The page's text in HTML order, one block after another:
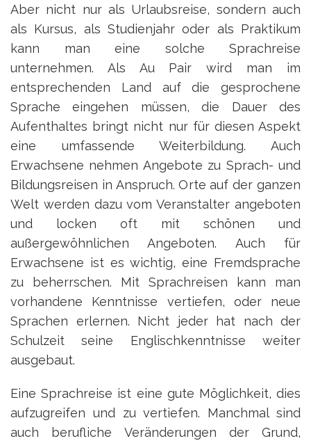
Aber nicht nur als Urlaubsreise, sondern auch
als Kursus, als Studienjahr oder als Praktikum
kann man eine solche Sprachreise
unternehmen. Als Au Pair wird man im
entsprechenden Land auf die gesprochene
Sprache eingehen müssen, die Dauer des
Aufenthaltes bringt nicht nur für diesen Aspekt
eine umfassende Weiterbildung. Auch
Erwachsene nehmen Angebote zu Sprach- und
Bildungsreisen in Anspruch. Orte auf der ganzen
Welt werden dazu vom Veranstalter angeboten
und locken oft mit schönen und
außergewöhnlichen Angeboten. Auch für
Erwachsene ist es wichtig, eine Fremdsprache
zu beherrschen. Mit Sprachreisen kann man
vorhandene Kenntnisse vertiefen, oder neue
Sprachen erlernen. Nicht jeder hat nach der
Schulzeit seine Englischkenntnisse weiter
ausgebaut.
Eine Sprachreise ist eine gute Möglichkeit, dies
aufzugreifen und zu vertiefen. Manchmal sind
auch berufliche Veränderungen der Grund,